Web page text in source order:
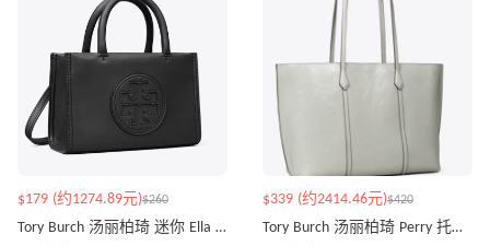
$179 (约1274.89元)$260
Tory Burch 汤丽柏琦 迷你 Ella Bio 托特
$339 (约2414.46元)$420
Tory Burch 汤丽柏琦 Perry 托特包